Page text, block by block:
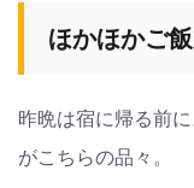
ほかほかご
昨晩は宿に帰る前
がこちらの品々。